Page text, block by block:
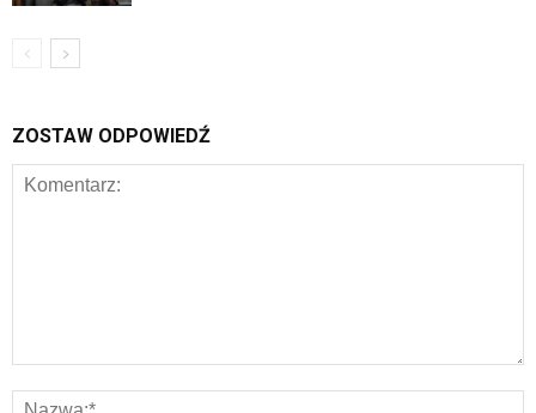
ZOSTAW ODPOWIEDŹ